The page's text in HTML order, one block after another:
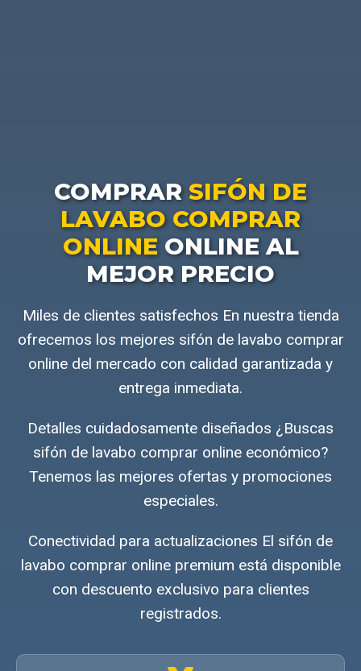
COMPRAR SIFÓN DE
LAVABO COMPRAR
ONLINE ONLINE AL
MEJOR PRECIO
Miles de clientes satisfechos En nuestra tienda
ofrecemos los mejores sifón de lavabo comprar
online del mercado con calidad garantizada y
entrega inmediata.
Detalles cuidadosamente diseñados ¿Buscas
sifón de lavabo comprar online económico?
Tenemos las mejores ofertas y promociones
especiales.
Conectividad para actualizaciones El sifón de
lavabo comprar online premium está disponible
con descuento exclusivo para clientes
registrados.